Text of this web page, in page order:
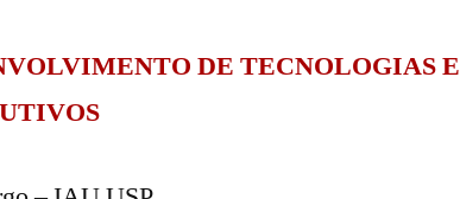
DE TECNOLOGIAS E